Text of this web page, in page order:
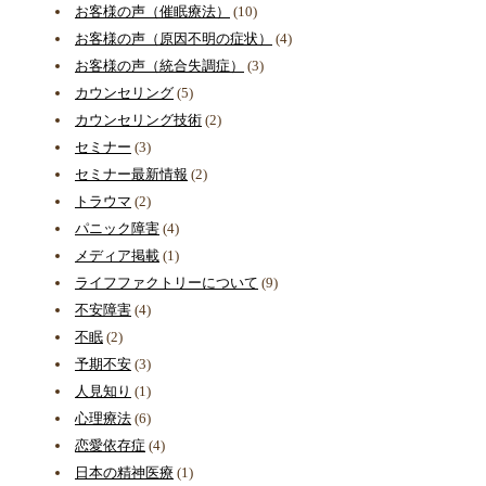
お客様の声（催眠療法）
(10)
お客様の声（原因不明の症状）
(4)
お客様の声（統合失調症）
(3)
カウンセリング (5)
カウンセリング技術 (2)
セミナー (3)
セミナー最新情報 (2)
トラウマ (2)
パニック障害 (4)
メディア掲載 (1)
ライフファクトリーについて (9)
不安障害 (4)
不眠 (2)
予期不安 (3)
人見知り (1)
心理療法 (6)
恋愛依存症 (4)
日本の精神医療 (1)